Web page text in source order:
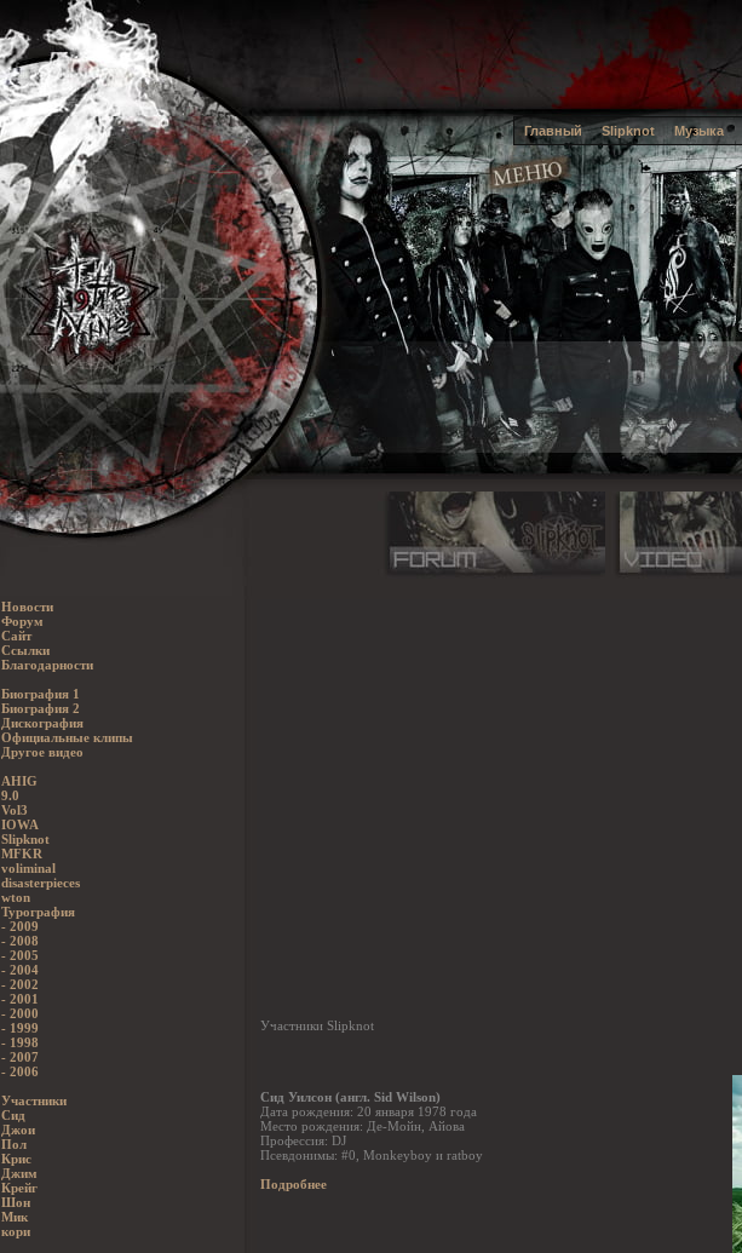
Главный Slipknot Музыка
Новости
Форум
Сайт
Ссылки
Благодарности
Биография 1
Биография 2
Дискография
Официальные клипы
Другое видео
AHIG
9.0
Vol3
IOWA
Slipknot
MFKR
voliminal
disasterpieces
wton
Турография
- 2009
- 2008
- 2005
- 2004
- 2002
- 2001
- 2000
- 1999
- 1998
- 2007
- 2006
Участники
Сид
Джои
Пол
Крис
Джим
Крейг
Шон
Мик
кори
Участники Slipknot
Сид Уилсон (англ. Sid Wilson)
Дата рождения: 20 января 1978 года
Место рождения: Де-Мойн, Айова
Профессия: DJ
Псевдонимы: #0, Monkeyboy и ratboy
Подробнее